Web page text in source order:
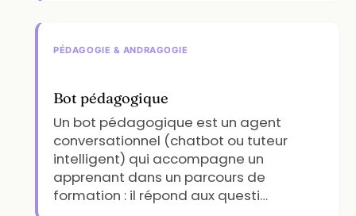
PÉDAGOGIE & ANDRAGOGIE
Bot pédagogique
Un bot pédagogique est un agent
conversationnel (chatbot ou tuteur
intelligent) qui accompagne un
apprenant dans un parcours de
formation : il répond aux questi…